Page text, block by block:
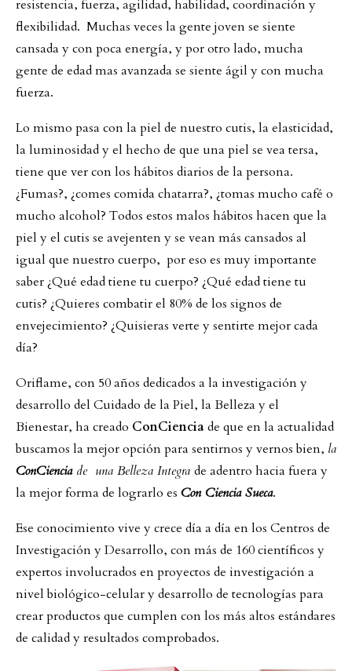
resistencia, fuerza, agilidad, habilidad, coordinación y
flexibilidad. Muchas veces la gente joven se siente
cansada y con poca energía, y por otro lado, mucha
gente de edad mas avanzada se siente ágil y con mucha
fuerza.
Lo mismo pasa con la piel de nuestro cutis, la elasticidad,
la luminosidad y el hecho de que una piel se vea tersa,
tiene que ver con los hábitos diarios de la persona.
¿Fumas?, ¿comes comida chatarra?, ¿tomas mucho café o
mucho alcohol? Todos estos malos hábitos hacen que la
piel y el cutis se avejenten y se vean más cansados al
igual que nuestro cuerpo, por eso es muy importante
saber ¿Qué edad tiene tu cuerpo? ¿Qué edad tiene tu
cutis? ¿Quieres combatir el 80% de los signos de
envejecimiento? ¿Quisieras verte y sentirte mejor cada
día?
Oriflame, con 50 años dedicados a la investigación y
desarrollo del Cuidado de la Piel, la Belleza y el
Bienestar, ha creado ConCienciade que en la actualidad
buscamos la mejor opción para sentirnos y vernos bien, la
ConCienciade una Belleza Integra de adentro hacia fuera y
la mejor forma de lograrlo es Con Ciencia Sueca.
Ese conocimiento vive y crece día a día en los Centros de
Investigación y Desarrollo, con más de 160 científicos y
expertos involucrados en proyectos de investigación a
nivel biológico-celular y desarrollo de tecnologías para
crear productos que cumplen con los más altos estándares
de calidad y resultados comprobados.